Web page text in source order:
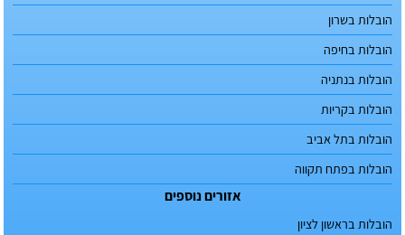
הובלות בשרון
הובלות בחיפה
הובלות בנתניה
הובלות בקריות
הובלות בתל אביב
הובלות בפתח תקווה
אזורים נוספים
הובלות בראשון לציון